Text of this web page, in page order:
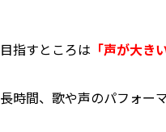
目指すところは 「声が大き
長時間、歌や声のパフォー